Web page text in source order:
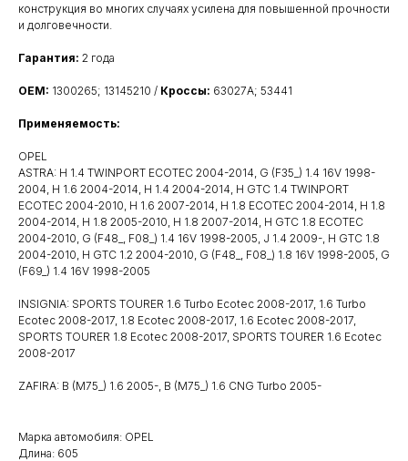
конструкция во многих случаях усилена для повышенной прочности
и долговечности.
Гарантия: 2 года
OEM: 1300265; 13145210 / Кроссы: 63027A; 53441
Применяемость:
OPEL
ASTRA: H 1.4 TWINPORT ECOTEC 2004-2014, G (F35_) 1.4 16V 1998-
2004, H 1.6 2004-2014, H 1.4 2004-2014, H GTC 1.4 TWINPORT
ECOTEC 2004-2010, H 1.6 2007-2014, H 1.8 ECOTEC 2004-2014, H 1.8
2004-2014, H 1.8 2005-2010, H 1.8 2007-2014, H GTC 1.8 ECOTEC
2004-2010, G (F48_, F08_) 1.4 16V 1998-2005, J 1.4 2009-, H GTC 1.8
2004-2010, H GTC 1.2 2004-2010, G (F48_, F08_) 1.8 16V 1998-2005, G
(F69_) 1.4 16V 1998-2005
INSIGNIA: SPORTS TOURER 1.6 Turbo Ecotec 2008-2017, 1.6 Turbo
Ecotec 2008-2017, 1.8 Ecotec 2008-2017, 1.6 Ecotec 2008-2017,
SPORTS TOURER 1.8 Ecotec 2008-2017, SPORTS TOURER 1.6 Ecotec
2008-2017
ZAFIRA: B (M75_) 1.6 2005-, B (M75_) 1.6 CNG Turbo 2005-
Марка автомобиля: OPEL
Длина: 605